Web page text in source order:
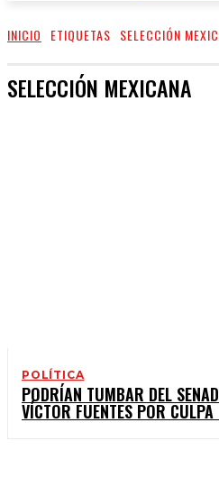
INICIO ETIQUETAS SELECCIÓN
SELECCIÓN MEXICANA
POLÍTICA
PODRÍAN TUMBAR DEL
VÍCTOR FUENTES POR